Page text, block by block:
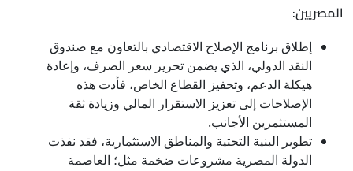
المصريين:
إطلاق برنامج الإصلاح الاقتصادي بالتعاون مع صندوق
النقد الدولي، الذي يضمن تحرير سعر الصرف، وإعادة
هيكلة الدعم، وتحفيز القطاع الخاص، فأدت هذه
الإصلاحات إلى تعزيز الاستقرار المالي وزيادة ثقة
المستثمرين الأجانب.
تطوير البنية التحتية والمناطق الاستثمارية، فقد نفذت
الدولة المصرية مشروعات ضخمة مثل؛ العاصمة